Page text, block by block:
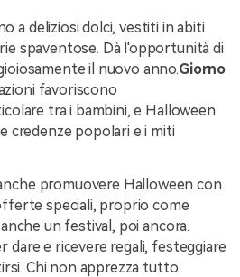
a deliziosi dolci, vestiti in abiti
spaventose. Dà l'opportunità di
il nuovo anno.Giorno
favoriscono
tra i bambini, e Halloween
credenze popolari e i miti
promuovere Halloween con
speciali, proprio come
un festival, poi ancora.
dare e ricevere regali, festeggiare
Chi non apprezza tutto